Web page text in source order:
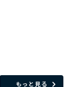
もっと見る